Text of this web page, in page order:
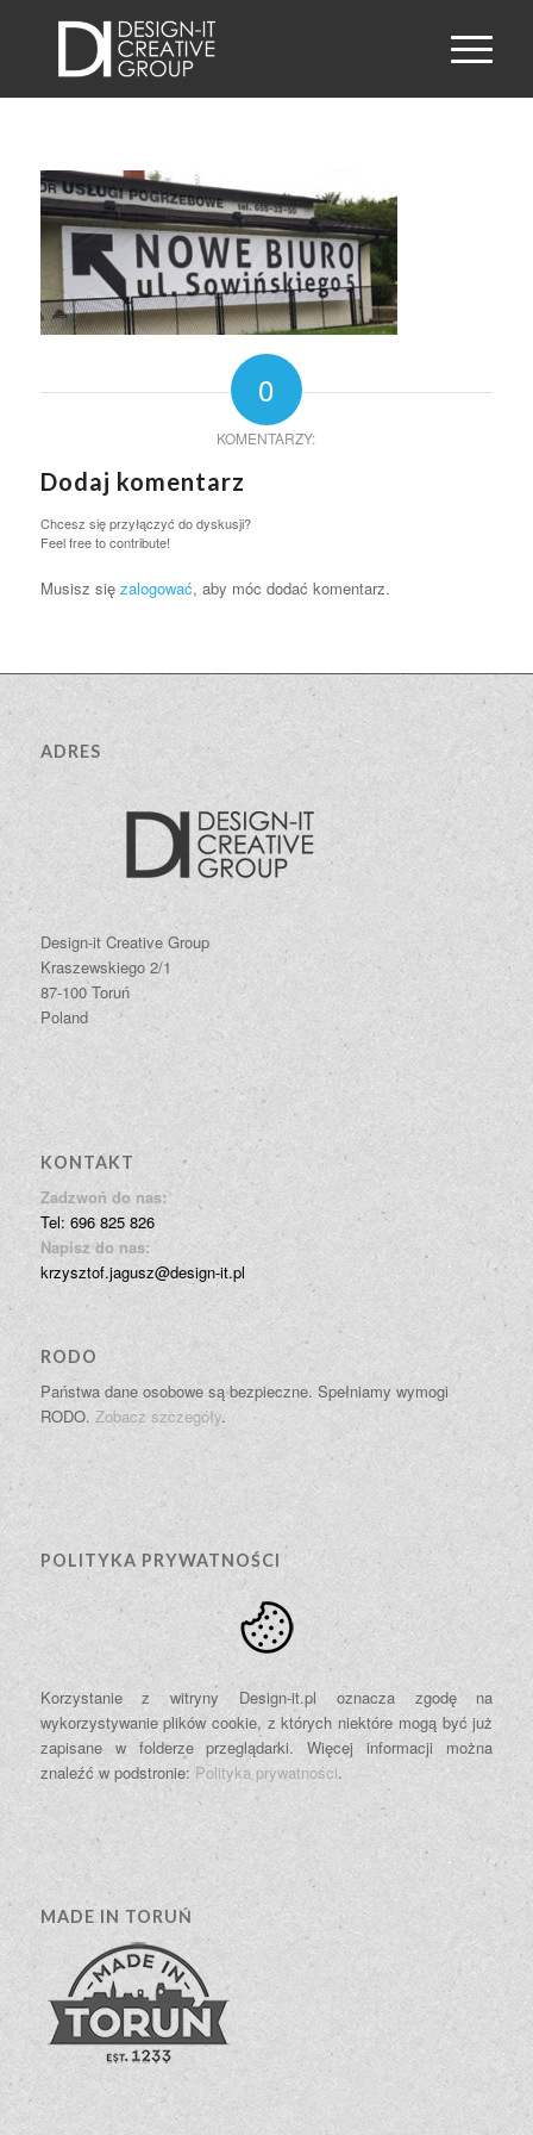
0
KOMENTARZY:
Dodaj komentarz
Chcesz się przyłączyć do dyskusji?
Feel free to contribute!
Musisz się zalogować, aby móc dodać komentarz.
ADRES
Design-it Creative Group
Kraszewskiego 2/1
87-100 Toruń
Poland
KONTAKT
Zadzwoń do nas:
Tel: 696 825 826
Napisz do nas:
krzysztof.jagusz@design-it.pl
RODO
Państwa dane osobowe są bezpieczne. Spełniamy wymogi
RODO. Zobacz szczegóły.
POLITYKA PRYWATNOŚCI
Korzystanie z witryny Design-it.pl oznacza zgodę na
wykorzystywanie plików cookie, z których niektóre mogą być już
zapisane w folderze przeglądarki. Więcej informacji można
znaleźć w podstronie:Polityka prywatności.
MADE IN TORUŃ